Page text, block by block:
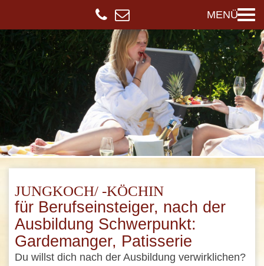
MENÜ
JUNGKOCH/ -KÖCHIN
für Berufseinsteiger, nach der
Ausbildung Schwerpunkt:
Gardemanger, Patisserie
Du willst dich nach der Ausbildung verwirklichen?